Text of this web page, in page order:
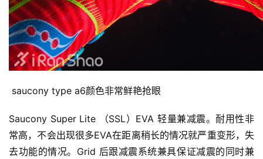
saucony type a6颜色非常鲜艳抢眼
Saucony Super Lite （SSL）EVA 轻量兼减震。耐用性非
常高，不会出现很多EVA在距离稍长的情况就严重变形，失
去功能的情况。Grid 后跟减震系统兼具保证减震的同时兼